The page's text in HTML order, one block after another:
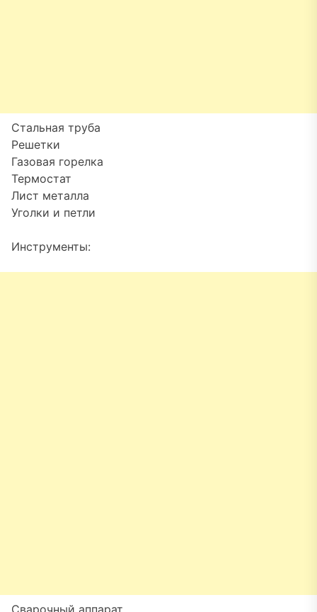
Стальная труба
Решетки
Газовая горелка
Термостат
Лист металла
Уголки и петли
Инструменты:
Сварочный аппарат